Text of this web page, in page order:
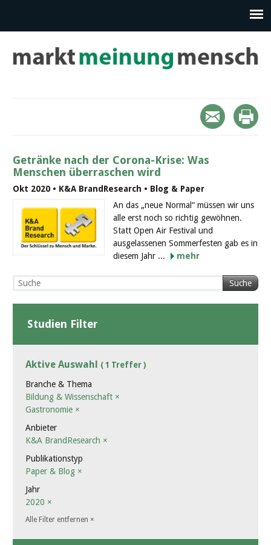
Getränke nach der Corona-Krise: Was
Menschen überraschen wird
Okt 2020 • K&A BrandResearch • Blog & Paper
An das „neue Normal“ müssen wir uns
alle erst noch so richtig gewöhnen.
Statt Open Air Festival und
ausgelassenen Sommerfesten gab es in
diesem Jahr ...
mehr
Suche
Studien Filter
Aktive Auswahl ( 1 Treffer )
Branche & Thema
Bildung & Wissenschaft ×
Gastronomie ×
Anbieter
K&A BrandResearch ×
Publikationstyp
Paper & Blog ×
Jahr
2020 ×
Alle Filter entfernen ×